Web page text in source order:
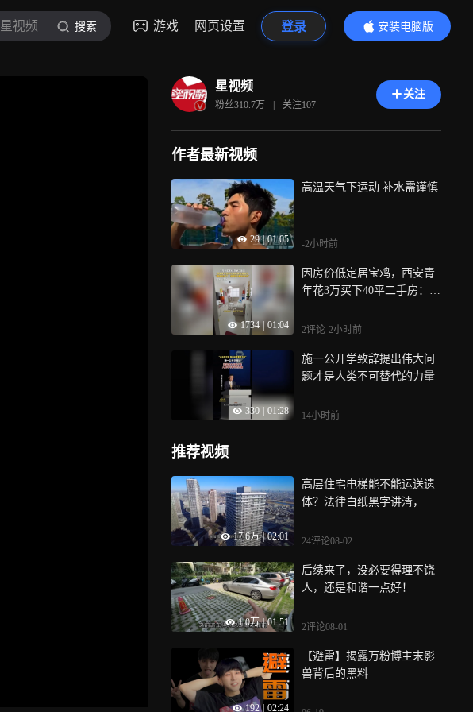
星视频 搜索 游戏 网页设置 登录
安装电脑版
内容更精彩
星视频
粉丝310.7万 | 关注107
关注
作者最新视频
29 | 01:05
高温天气下运动 补水需谨慎
-2小时前
1734 | 01:04
因房价低定居宝鸡，西安青
年花3万买下40平二手房：物
2评论-2小时前
330 01:28
施一公开学致辞提出伟大问
题才是人类不可替代的力量
14小时前
推荐视频
17.6万 | 02:01
高层住宅电梯能不能运送遗
体？法律白纸黑字讲清，邻
24评论08-02
1.0万 | 01:51
后续来了，没必要得理不饶
人，还是和谐一点好！
2评论08-01
192 02:24
【避雷】揭露万粉博主末影
兽背后的黑料